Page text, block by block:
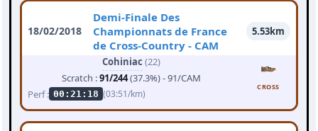
18/02/2018
Demi-Finale Des
Championnats de France
de Cross-Country - CAM
5.53km
Cohiniac (22)
Scratch :91/244(37.3%) - 91/CAM
Perf : 00:21:18 (03:51/km)
CROSS